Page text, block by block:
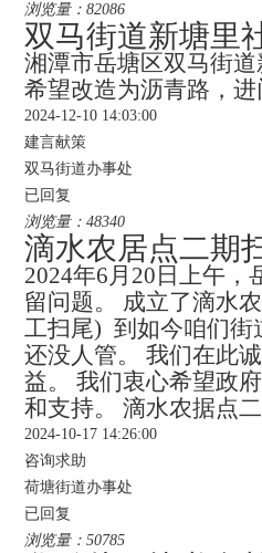
浏览量：82086
双马街道新塘里
湘潭市岳塘区双马街
希望改造为沥青路，
2024-12-10 14:03:00
建言献策
双马街道办事处
已回复
浏览量：48340
滴水农居点二期
2024年6月20日上午
留问题。 成立了滴水
工扫尾) 到如今咱们街
还没人管。 我们在此
益。 我们衷心希望政
和支持。 滴水农据点
2024-10-17 14:26:00
咨询求助
荷塘街道办事处
已回复
浏览量：50785